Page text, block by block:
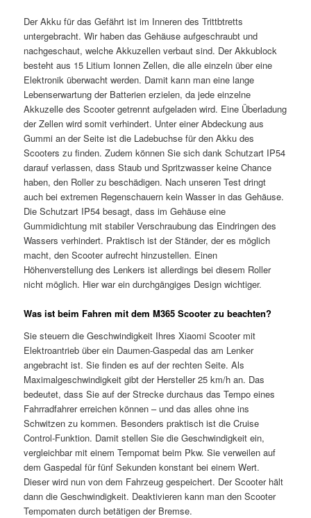
Der Akku für das Gefährt ist im Inneren des Trittbtretts
untergebracht. Wir haben das Gehäuse aufgeschraubt und
nachgeschaut, welche Akkuzellen verbaut sind. Der Akkublock
besteht aus 15 Litium Ionnen Zellen, die alle einzeln über eine
Elektronik überwacht werden. Damit kann man eine lange
Lebenserwartung der Batterien erzielen, da jede einzelne
Akkuzelle des Scooter getrennt aufgeladen wird. Eine Überladung
der Zellen wird somit verhindert. Unter einer Abdeckung aus
Gummi an der Seite ist die Ladebuchse für den Akku des
Scooters zu finden. Zudem können Sie sich dank Schutzart IP54
darauf verlassen, dass Staub und Spritzwasser keine Chance
haben, den Roller zu beschädigen. Nach unseren Test dringt
auch bei extremen Regenschauern kein Wasser in das Gehäuse.
Die Schutzart IP54 besagt, dass im Gehäuse eine
Gummidichtung mit stabiler Verschraubung das Eindringen des
Wassers verhindert. Praktisch ist der Ständer, der es möglich
macht, den Scooter aufrecht hinzustellen. Einen
Höhenverstellung des Lenkers ist allerdings bei diesem Roller
nicht möglich. Hier war ein durchgängiges Design wichtiger.
Was ist beim Fahren mit dem M365 Scooter zu beachten?
Sie steuern die Geschwindigkeit Ihres Xiaomi Scooter mit
Elektroantrieb über ein Daumen-Gaspedal das am Lenker
angebracht ist. Sie finden es auf der rechten Seite. Als
Maximalgeschwindigkeit gibt der Hersteller 25 km/h an. Das
bedeutet, dass Sie auf der Strecke durchaus das Tempo eines
Fahrradfahrer erreichen können – und das alles ohne ins
Schwitzen zu kommen. Besonders praktisch ist die Cruise
Control-Funktion. Damit stellen Sie die Geschwindigkeit ein,
vergleichbar mit einem Tempomat beim Pkw. Sie verweilen auf
dem Gaspedal für fünf Sekunden konstant bei einem Wert.
Dieser wird nun von dem Fahrzeug gespeichert. Der Scooter hält
dann die Geschwindigkeit. Deaktivieren kann man den Scooter
Tempomaten durch betätigen der Bremse.